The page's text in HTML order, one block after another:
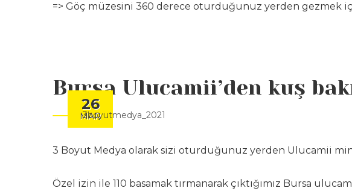
=> Göç müzesini 360 derece oturduğunuz yerden gezmek
26
MAR
Bursa Ulucamii’den kuş
3boyutmedya_2021
3 Boyut Medya olarak sizi oturduğunuz yerden Ulucamii
Özel izin ile 110 basamak tırmanarak çıktığımız Bursa